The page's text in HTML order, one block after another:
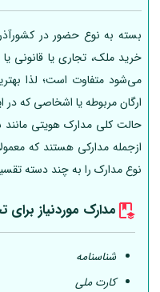
بسته به نوع حضور در
خرید ملک، تجاری یا قانونی
می‌شود متفاوت است؛ لذا
ارگان مربوطه یا اشخاصی که در
حالت کلی مدارک هویتی مانند
ازجمله مدارکی هستند که
نوع مدارک را به چند دسته
مدارک موردنیاز برای
شناسنامه
کارت ملی